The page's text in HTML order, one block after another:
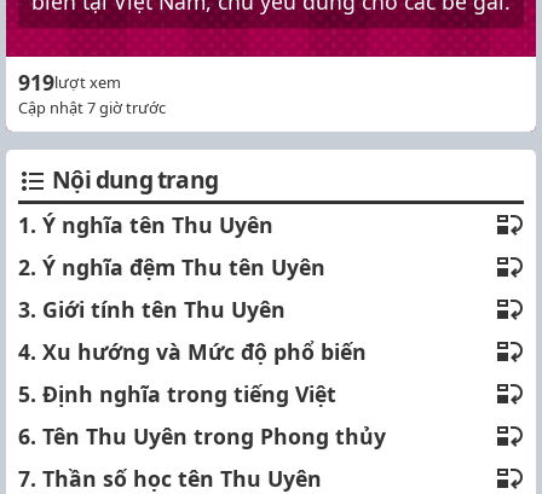
919lượt xem
Cập nhật 7 giờ trước
Nội dung trang
1. Ý nghĩa tên Thu Uyên
2. Ý nghĩa đệm Thu tên Uyên
3. Giới tính tên Thu Uyên
4. Xu hướng và Mức độ phổ biến
5. Định nghĩa trong tiếng Việt
6. Tên Thu Uyên trong Phong thủy
7. Thần số học tên Thu Uyên